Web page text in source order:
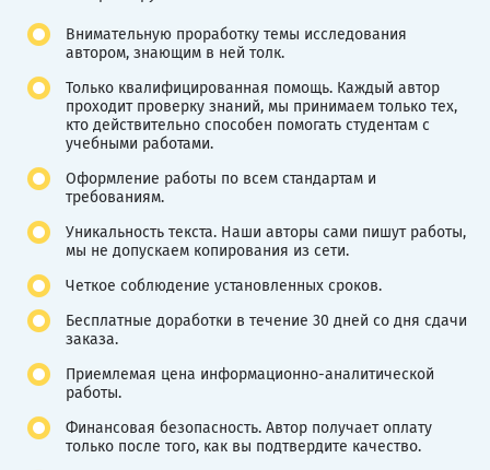
Внимательную проработку темы исследования
автором, знающим в ней толк.
Только квалифицированная помощь. Каждый автор
проходит проверку знаний, мы принимаем только тех,
кто действительно способен помогать студентам с
учебными работами.
Оформление работы по всем стандартам и
требованиям.
Уникальность текста. Наши авторы сами пишут работы,
мы не допускаем копирования из сети.
Четкое соблюдение установленных сроков.
Бесплатные доработки в течение 30 дней со дня сдачи
заказа.
Приемлемая цена информационно-аналитической
работы.
Финансовая безопасность. Автор получает оплату
только после того, как вы подтвердите качество.